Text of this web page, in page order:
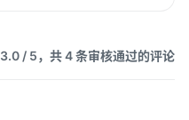
3.0 / 5，共 4 条审核通过的评论